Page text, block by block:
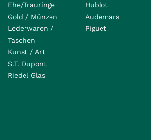
Ehe/Trauringe
Gold / Münzen
Lederwaren /
Taschen
Kunst / Art
S.T. Dupont
Riedel Glas
Hublot
Audemars
Piguet